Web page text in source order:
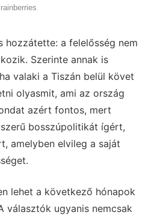
hozzátette: a felelősség nem
Szerinte annak is
valaki a Tiszán belül követ
olyasmit, ami az ország
azért fontos, mert
bosszúpolitikát ígért,
amelyben elvileg a saját
lehet a következő hónapok
választók ugyanis nemcsak